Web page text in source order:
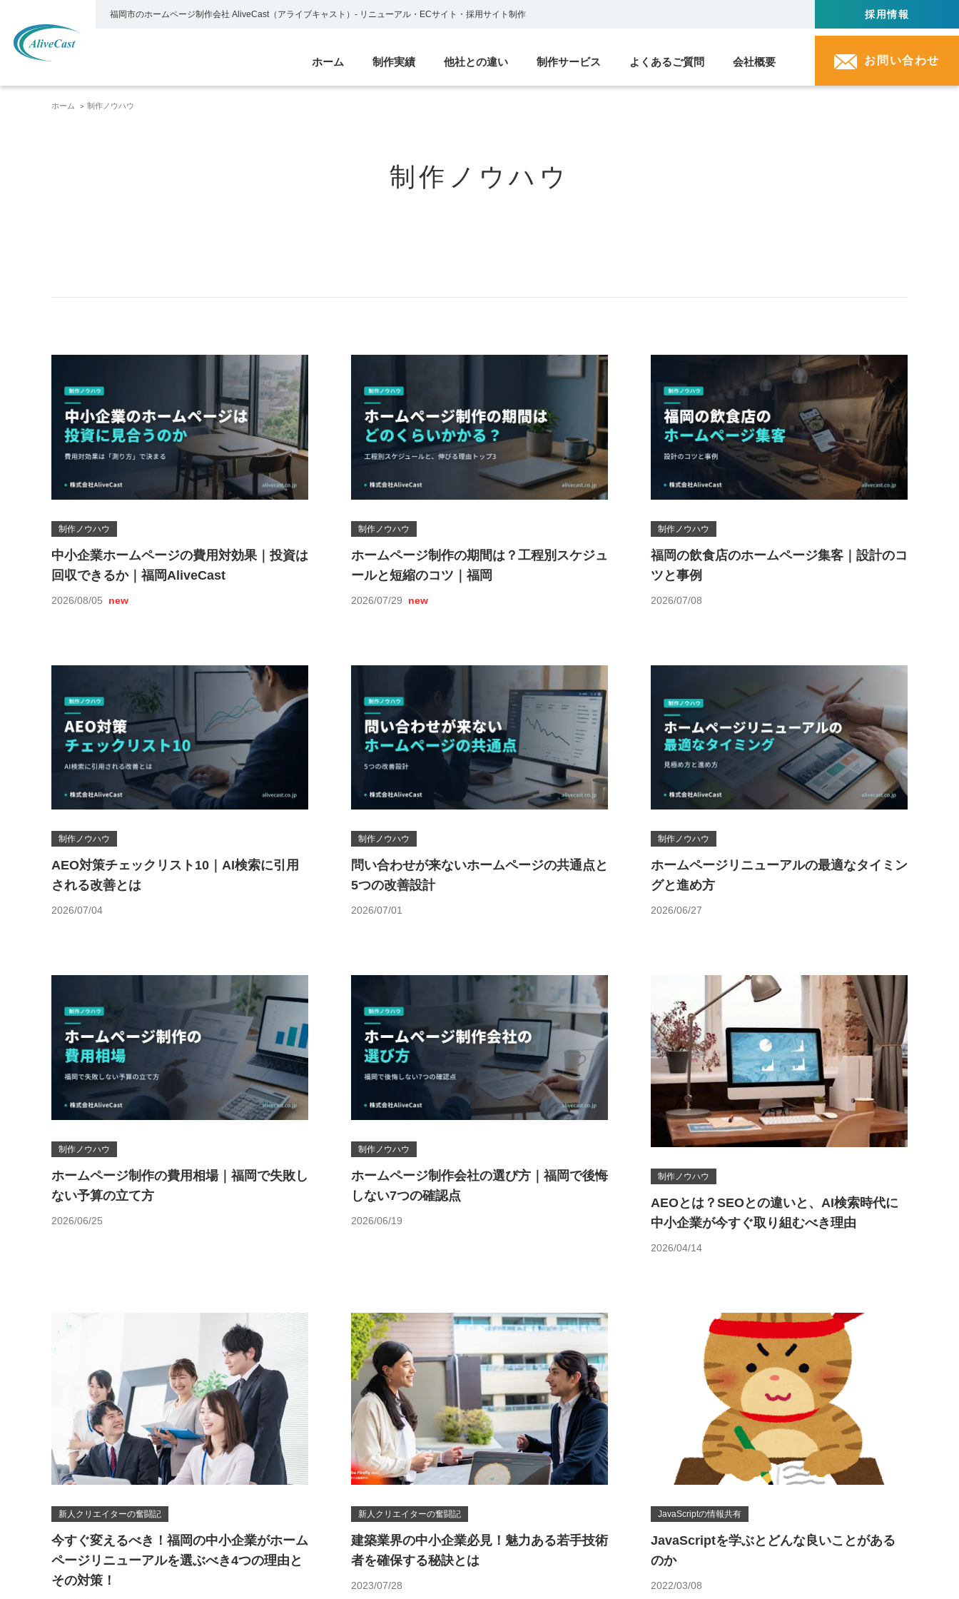
福岡市のホームページ制作会社AliveCast（アライブキャスト）- リニューアル・ECサイト・採用サイト制作
ホーム 制作実績 他社との違い 制作サービス よくあるご質問 会社概要
採用情報
お問い合わせ
ホーム 制作ノウハウ
制作ノウハウ
制作ノウハウ
中小企業ホームページの費用対効果｜投資は
回収できるか｜福岡AliveCast
2026/08/05 new
制作ノウハウ
ホームページ制作の期間は？工程別スケジュ
ールと短縮のコツ｜福岡
2026/07/29 new
制作ノウハウ
福岡の飲食店のホームページ集客｜設計のコ
ツと事例
2026/07/08
制作ノウハウ
AEO対策チェックリスト10｜AI検索に引用
される改善とは
2026/07/04
制作ノウハウ
問い合わせが来ないホームページの共通点と
5つの改善設計
2026/07/01
制作ノウハウ
ホームページリニューアルの最適なタイミン
グと進め方
2026/06/27
制作ノウハウ
ホームページ制作の費用相場｜福岡で失敗し
ない予算の立て方
2026/06/25
制作ノウハウ
ホームページ制作会社の選び方｜福岡で後悔
しない7つの確認点
2026/06/19
制作ノウハウ
AEOとは？SEOとの違いと、AI検索時代に
中小企業が今すぐ取り組むべき理由
2026/04/14
新人クリエイターの奮闘記
今すぐ変えるべき！福岡の中小企業がホーム
ページリニューアルを選ぶべき4つの理由と
その対策！
新人クリエイターの奮闘記
建築業界の中小企業必見！魅力ある若手技術
者を確保する秘訣とは
2023/07/28
JavaScriptの情報共有
JavaScriptを学ぶとどんな良いことがある
のか
2022/03/08